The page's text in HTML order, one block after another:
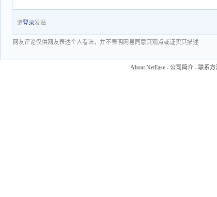
请登录发贴
网友评论仅供网友表达个人看法，并不表明网易同意其观点或证实其描述
About NetEase - 公司简介 - 联系方